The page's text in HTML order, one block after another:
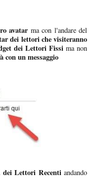
avatarma con l'andare del
dei lettori che visiteranno
dei Lettori Fissi ma non
un messaggio
dei Lettori Recentiandando